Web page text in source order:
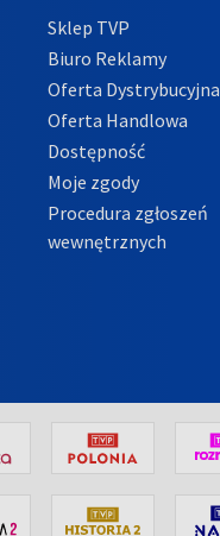
Sklep TVP
Biuro Reklamy
Oferta Dystrybucyjna
Oferta Handlowa
Dostępność
Moje zgody
Procedura zgłoszeń
wewnętrznych